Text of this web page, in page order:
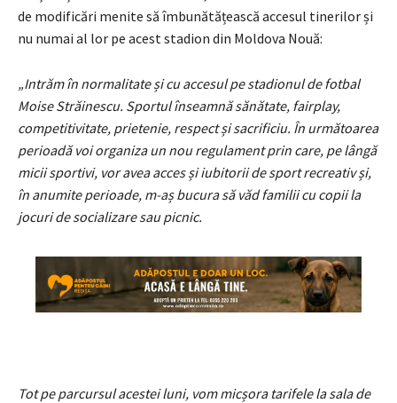
de modificări menite să îmbunătățească accesul tinerilor și
nu numai al lor pe acest stadion din Moldova Nouă:
„Intrăm în normalitate și cu accesul pe stadionul de fotbal
Moise Străinescu. Sportul înseamnă sănătate, fairplay,
competitivitate, prietenie, respect și sacrificiu. În următoarea
perioadă voi organiza un nou regulament prin care, pe lângă
micii sportivi, vor avea acces și iubitorii de sport recreativ și,
în anumite perioade, m-aș bucura să văd familii cu copii la
jocuri de socializare sau picnic.
Tot pe parcursul acestei luni, vom micșora tarifele la sala de